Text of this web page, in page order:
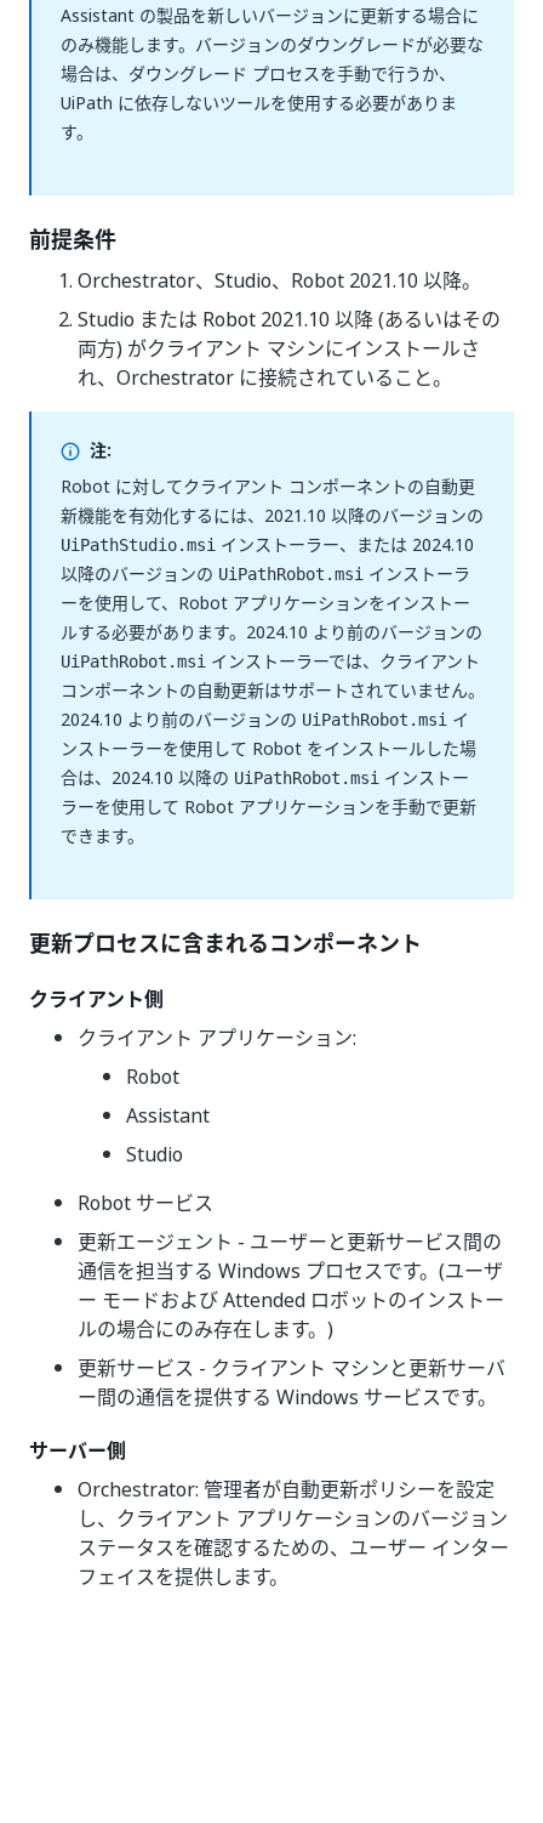
Assistant の製品を新しいバージョンに更新する場合に
のみ機能します。バージョンのダウングレードが必要な
場合は、ダウングレード プロセスを手動で行うか、
UiPath に依存しないツールを使用する必要がありま
す。
前提条件
Orchestrator、Studio、Robot 2021.10 以降。
Studio または Robot 2021.10 以降 (あるいはその
両方) がクライアント マシンにインストールさ
れ、Orchestrator に接続されていること。
注:
Robot に対してクライアント コンポーネントの自動更
新機能を有効化するには、2021.10 以降のバージョンの
UiPathStudio.msi インストーラー、または 2024.10
以降のバージョンの UiPathRobot.msi インストーラ
ーを使用して、Robot アプリケーションをインストー
ルする必要があります。2024.10 より前のバージョンの
UiPathRobot.msi インストーラーでは、クライアント
コンポーネントの自動更新はサポートされていません。
2024.10 より前のバージョンの UiPathRobot.msi イ
ンストーラーを使用して Robot をインストールした場
合は、2024.10 以降の UiPathRobot.msi インストー
ラーを使用して Robot アプリケーションを手動で更新
できます。
更新プロセスに含まれるコンポーネント
クライアント側
クライアント アプリケーション:
Robot
Assistant
Studio
Robot サービス
更新エージェント - ユーザーと更新サービス間の
通信を担当する Windows プロセスです。(ユーザ
ー モードおよび Attended ロボットのインストー
ルの場合にのみ存在します。)
更新サービス - クライアント マシンと更新サーバ
ー間の通信を提供する Windows サービスです。
サーバー側
Orchestrator: 管理者が自動更新ポリシーを設定
し、クライアント アプリケーションのバージョン
ステータスを確認するための、ユーザー インター
フェイスを提供します。